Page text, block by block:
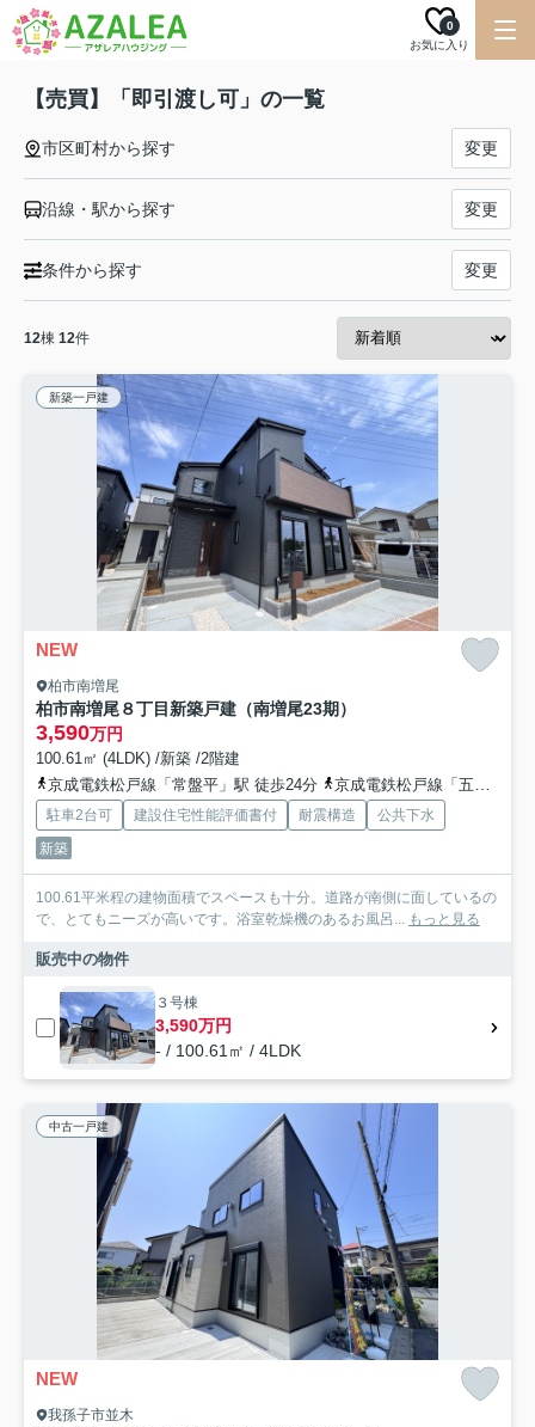
お気に入り
0
【売買】「即引渡し可」の一覧
市区町村から探す 変更
沿線・駅から探す 変更
条件から探す 変更
12棟 12件
新築一戸建
NEW
柏市南増尾
柏市南増尾８丁目新築戸建（南増尾23期）
3,590万円
100.61㎡ (4LDK) /新築 /2階建
京成電鉄松戸線「常盤平」駅 徒歩24分
京成電鉄松戸線「五香」駅 徒歩24分
駐車2台可 建設住宅性能評価書付 耐震構造
公共下水
新築
100.61平米程の建物面積でスペースも十分。道路が南側に面しているの
で、とてもニーズが高いです。浴室乾燥機のあるお風呂... もっと見る
販売中の物件
３号棟
3,590万円
- / 100.61㎡ / 4LDK
中古一戸建
NEW
我孫子市並木